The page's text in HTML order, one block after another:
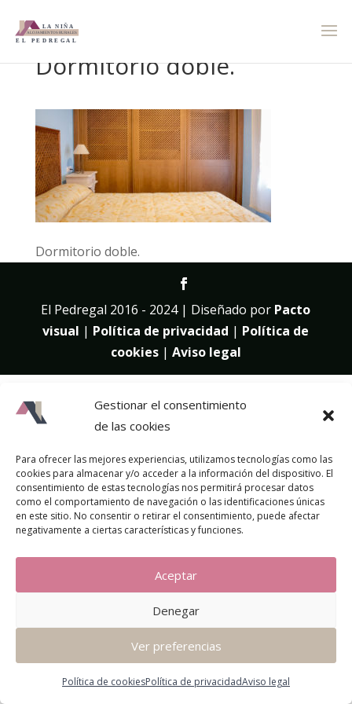
Gestionar el consentimiento
de las cookies
Para ofrecer las mejores experiencias, utilizamos tecnologías como las
cookies para almacenar y/o acceder a la información del dispositivo. El
consentimiento de estas tecnologías nos permitirá procesar datos
como el comportamiento de navegación o las identificaciones únicas
en este sitio. No consentir o retirar el consentimiento, puede afectar
negativamente a ciertas características y funciones.
Aceptar
Denegar
Ver preferencias
Política de cookiesPolítica de privacidadAviso legal
Dormitorio doble.
Dormitorio doble.
El Pedregal 2016 - 2024 | Diseñado por Pacto
visual | Política de privacidad | Política de
cookies| Aviso legal